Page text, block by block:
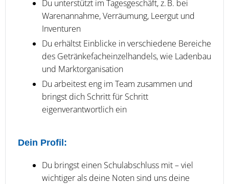
Du unterstützt im Tagesgeschäft, z. B. bei
Warenannahme, Verräumung, Leergut und
Inventuren
Du erhältst Einblicke in verschiedene Bereiche
des Getränkefacheinzelhandels, wie Ladenbau
und Marktorganisation
Du arbeitest eng im Team zusammen und
bringst dich Schritt für Schritt
eigenverantwortlich ein
Dein Profil:
Du bringst einen Schulabschluss mit – viel
wichtiger als deine Noten sind uns deine